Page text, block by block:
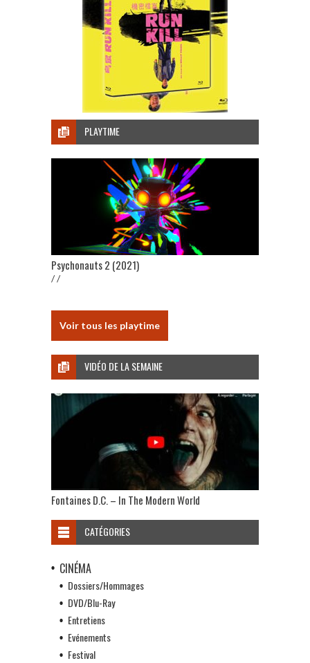
PLAYTIME
Psychonauts 2 (2021)
/ /
Voir tous les playtime
VIDÉO DE LA SEMAINE
Fontaines D.C. – In The Modern World
CATÉGORIES
CINÉMA
Dossiers/Hommages
DVD/Blu-Ray
Entretiens
Evénements
Festival